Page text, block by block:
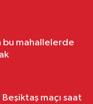
bu mahallelerde
maçı saat